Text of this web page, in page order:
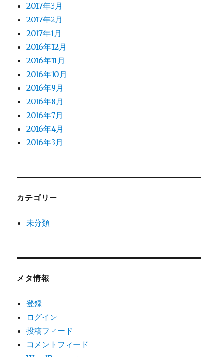
2017年3月
2017年2月
2017年1月
2016年12月
2016年11月
2016年10月
2016年9月
2016年8月
2016年7月
2016年4月
2016年3月
カテゴリー
未分類
メタ情報
登録
ログイン
投稿フィード
コメントフィード